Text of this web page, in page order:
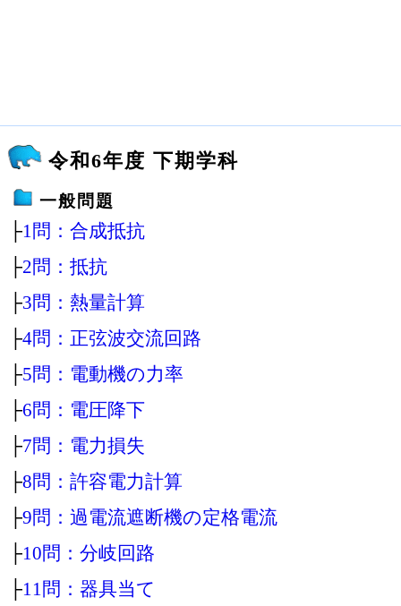
令和6年度 下期学科
一般問題
├1問：合成抵抗
├2問：抵抗
├3問：熱量計算
├4問：正弦波交流回路
├5問：電動機の力率
├6問：電圧降下
├7問：電力損失
├8問：許容電力計算
├9問：過電流遮断機の定格電流
├10問：分岐回路
├11問：器具当て